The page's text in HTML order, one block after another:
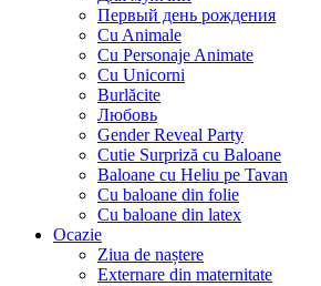
Первый день рождения
Cu Animale
Cu Personaje Animate
Cu Unicorni
Burlăcite
Любовь
Gender Reveal Party
Cutie Surpriză cu Baloane
Baloane cu Heliu pe Tavan
Cu baloane din folie
Cu baloane din latex
Ocazie
Ziua de naștere
Externare din maternitate